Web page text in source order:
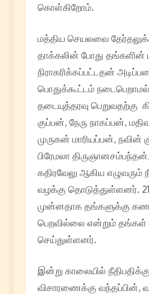
கொள்கிறோம்.
மத்திய செயலவை
தாக்கலின் போது தங்களின்
நிராகரிக்கப்பட்டதன்
பொதுக்கூட்டம் நடைபெறாமல்
தடையுத்தரவு பெறுவதற்கு
குப்பன், நேரு நாகப்பன்,
முருகன் மாரியப்பன், நவின்
பிரேமலா
கதிரவேலு ஆகிய எழுவரும்
வழக்கு தொடுத்துள்ளனர். 21
முன்னதாக தங்களுக்கு
பெறவில்லை என்றும் தங்கள்
செய்துள்ளனர்.
இன்று காலையில் நீதிபதிக்கு
விசாரணைக்கு வந்தப்பின்,